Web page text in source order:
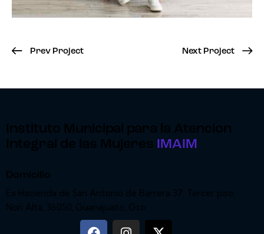
Prev Project Next Project
Instituto Municipal para la Atencion
Integral de las Mujeres
IMAIM
Domicilio
Ex Hacienda de San Antonio de Barrera 37. Tercer piso,
Nori Alta, 36050, Guanajuato, Gto.